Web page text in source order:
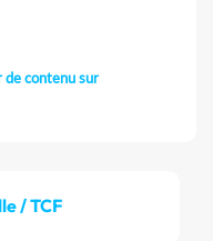
de contenu sur
/ TCF